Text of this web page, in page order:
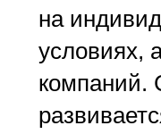
на
условиях,
компаний.